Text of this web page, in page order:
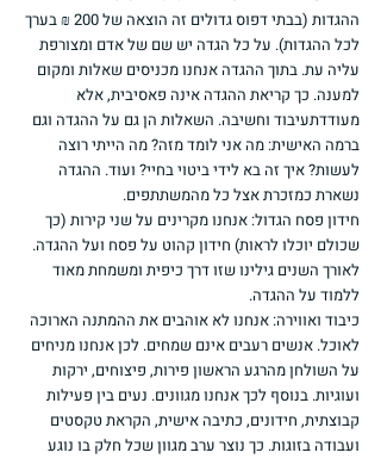
ההגדות (בבתי דפוס גדולים זה הוצאה של 200 ₪ בערך
לכל ההגדות). על כל הגדה יש שם של אדם ומצורפת
עליה עת. בתוך ההגדה אנחנו מכניסים שאלות ומקום
למענה. כך קריאת ההגדה אינה פאסיבית, אלא
מעודדתעיבוד וחשיבה. השאלות הן גם על ההגדה וגם
ברמה האישית: מה אני לומד מזה? מה הייתי רוצה
לעשות? איך זה בא לידי ביטוי בחיי? ועוד. ההגדה
נשארת כמזכרת אצל כל מהמשתתפים.
חידון פסח הגדול: אנחנו מקרינים על שני קירות (כך
שכולם יוכלו לראות) חידון קהוט על פסח ועל ההגדה.
לאורך השנים גילינו שזו דרך כיפית ומשמחת מאוד
ללמוד על ההגדה.
כיבוד ואווירה: אנחנו לא אוהבים את ההמתנה הארוכה
לאוכל. אנשים רעבים אינם שמחים. לכן אנחנו מניחים
על השולחן מהרגע הראשון פירות, פיצוחים, ירקות
ועוגיות. בנוסף לכך אנחנו מגוונים. נעים בין פעילות
קבוצתית, חידונים, כתיבה אישית, הקראת טקסטים
ועבודה בזוגות. כך נוצר ערב מגוון שכל חלק בו נוגע